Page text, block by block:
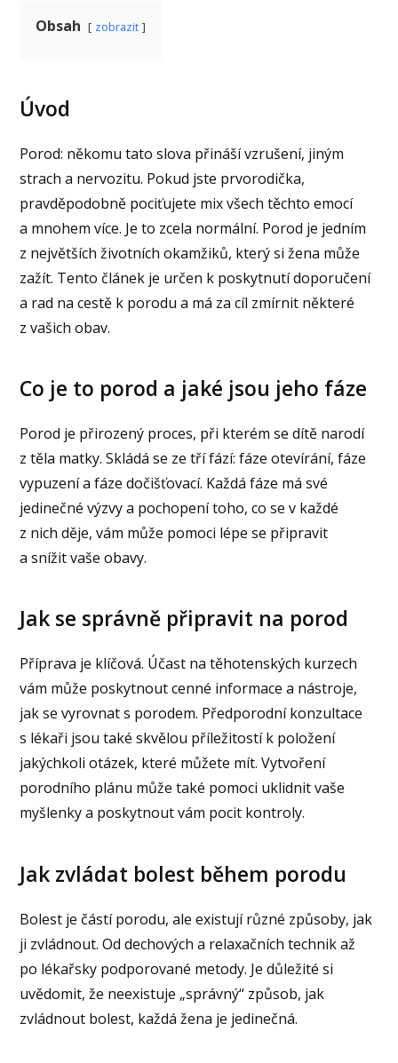
Obsah zobrazit
Úvod
Porod: někomu tato slova přináší vzrušení, jiným
strach a nervozitu. Pokud jste prvorodička,
pravděpodobně pociťujete mix všech těchto emocí
a mnohem více. Je to zcela normální. Porod je jedním
z největších životních okamžiků, který si žena může
zažít. Tento článek je určen k poskytnutí doporučení
a rad na cestě k porodu a má za cíl zmírnit některé
z vašich obav.
Co je to porod a jaké jsou jeho fáze
Porod je přirozený proces, při kterém se dítě narodí
z těla matky. Skládá se ze tří fází: fáze otevírání, fáze
vypuzení a fáze dočišťovací. Každá fáze má své
jedinečné výzvy a pochopení toho, co se v každé
z nich děje, vám může pomoci lépe se připravit
a snížit vaše obavy.
Jak se správně připravit na porod
Příprava je klíčová. Účast na těhotenských kurzech
vám může poskytnout cenné informace a nástroje,
jak se vyrovnat s porodem. Předporodní konzultace
s lékaři jsou také skvělou příležitostí k položení
jakýchkoli otázek, které můžete mít. Vytvoření
porodního plánu může také pomoci uklidnit vaše
myšlenky a poskytnout vám pocit kontroly.
Jak zvládat bolest během porodu
Bolest je částí porodu, ale existují různé způsoby, jak
ji zvládnout. Od dechových a relaxačních technik až
po lékařsky podporované metody. Je důležité si
uvědomit, že neexistuje „správný“ způsob, jak
zvládnout bolest, každá žena je jedinečná.